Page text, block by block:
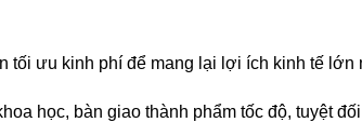
tối ưu kinh phí để mang lại lợi ích kinh tế lớn
học, bàn giao thành phẩm tốc độ, tuyệt